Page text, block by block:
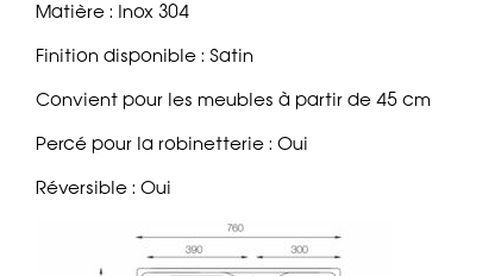
Matière : Inox 304
Finition disponible : Satin
Convient pour les meubles à partir de 45 cm
Percé pour la robinetterie : Oui
Réversible : Oui